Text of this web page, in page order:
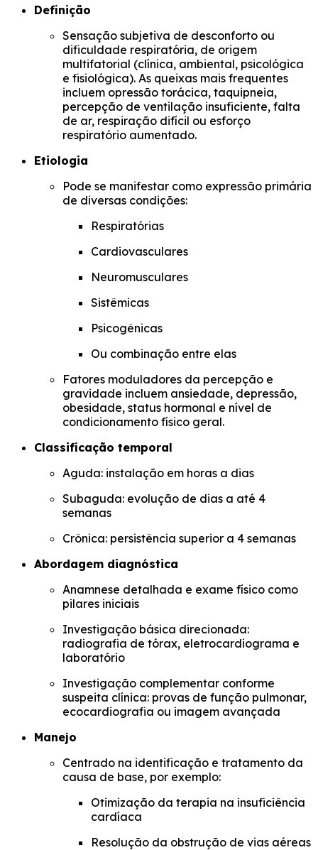
Definição
Sensação subjetiva de desconforto ou
dificuldade respiratória, de origem
multifatorial (clínica, ambiental, psicológica
e fisiológica). As queixas mais frequentes
incluem opressão torácica, taquipneia,
percepção de ventilação insuficiente, falta
de ar, respiração difícil ou esforço
respiratório aumentado.
Etiologia
Pode se manifestar como expressão primária
de diversas condições:
Respiratórias
Cardiovasculares
Neuromusculares
Sistêmicas
Psicogênicas
Ou combinação entre elas
Fatores moduladores da percepção e
gravidade incluem ansiedade, depressão,
obesidade, status hormonal e nível de
condicionamento físico geral.
Classificação temporal
Aguda: instalação em horas a dias
Subaguda: evolução de dias a até 4
semanas
Crônica: persistência superior a 4 semanas
Abordagem diagnóstica
Anamnese detalhada e exame físico como
pilares iniciais
Investigação básica direcionada:
radiografia de tórax, eletrocardiograma e
laboratório
Investigação complementar conforme
suspeita clínica: provas de função pulmonar,
ecocardiografia ou imagem avançada
Manejo
Centrado na identificação e tratamento da
causa de base, por exemplo:
Otimização da terapia na insuficiência
cardíaca
Resolução da obstrução de vias aéreas